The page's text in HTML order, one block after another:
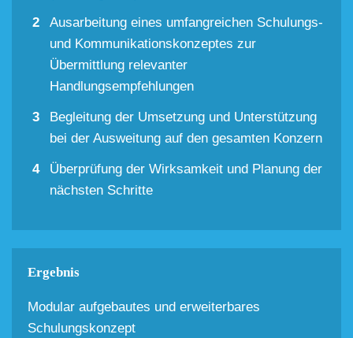
Ausarbeitung eines umfangreichen Schulungs-
und Kommunikationskonzeptes zur
Übermittlung relevanter
Handlungsempfehlungen
Begleitung der Umsetzung und Unterstützung
bei der Ausweitung auf den gesamten Konzern
Überprüfung der Wirksamkeit und Planung der
nächsten Schritte
Ergebnis
Modular aufgebautes und erweiterbares
Schulungskonzept